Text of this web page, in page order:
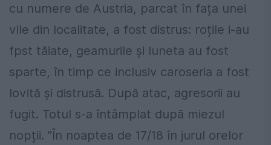
cu numere de Austria, parcat în fața unei
vile din localitate, a fost distrus: roțile i-au
fpst tăiate, geamurile și luneta au fost
sparte, în timp ce inclusiv caroseria a fost
lovită și distrusă. După atac, agresorii au
fugit. Totul s-a întâmplat după miezul
nopții. ”În noaptea de 17/18 în jurul orelor